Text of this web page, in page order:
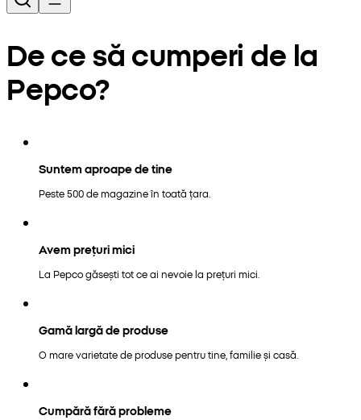
De ce să cumperi de la
Pepco?
Suntem aproape de tine
Peste 500 de magazine în toată țara.
Avem prețuri mici
La Pepco găsești tot ce ai nevoie la prețuri mici.
Gamă largă de produse
O mare varietate de produse pentru tine, familie și casă.
Cumpără fără probleme